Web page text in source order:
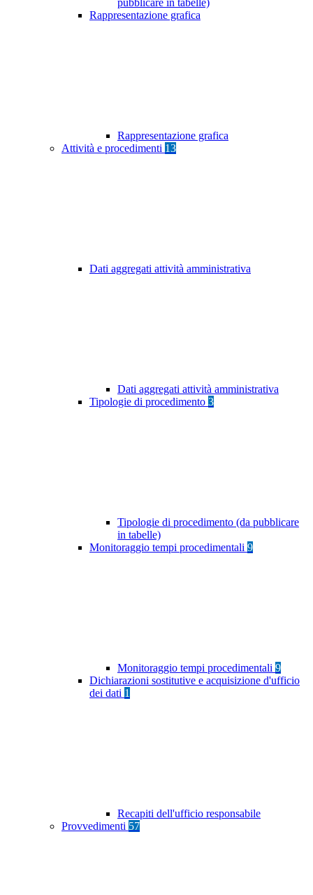
pubblicare in tabelle)
Rappresentazione grafica
Rappresentazione grafica
Attività e procedimenti 13
Dati aggregati attività amministrativa
Dati aggregati attività amministrativa
Tipologie di procedimento 3
Tipologie di procedimento (da pubblicare
in tabelle)
Monitoraggio tempi procedimentali 9
Monitoraggio tempi procedimentali 9
Dichiarazioni sostitutive e acquisizione d'ufficio
dei dati 1
Recapiti dell'ufficio responsabile
Provvedimenti 57